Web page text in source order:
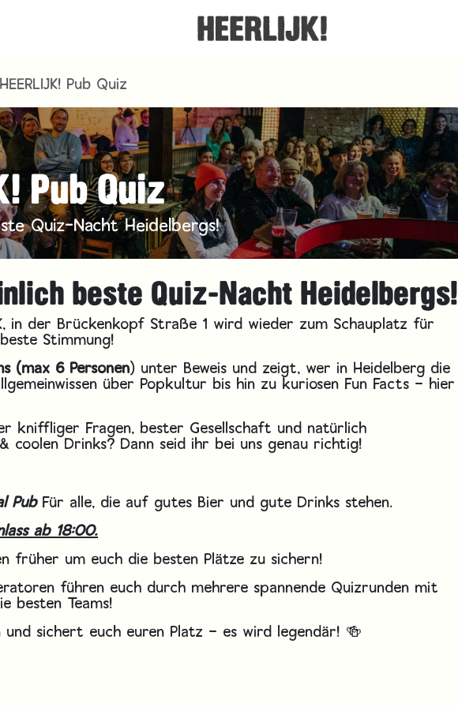
Pub Quiz
Pub Quiz
Quiz-Nacht Heidelbergs!
beste Quiz-Nacht Heidelbergs!
in der Brückenkopf Straße 1 wird wieder zum Schauplatz für
Stimmung!
(max 6 Personen) unter Beweis und zeigt, wer in Heidelberg die
über Popkultur bis hin zu kuriosen Fun Facts – hier
kniffliger Fragen, bester Gesellschaft und natürlich
coolen Drinks? Dann seid ihr bei uns genau richtig!
PubFür alle, die auf gutes Bier und gute Drinks stehen.
ab 18:00.
früher um euch die besten Plätze zu sichern!
führen euch durch mehrere spannende Quizrunden mit
besten Teams!
sichert euch euren Platz – es wird legendär! 🍻